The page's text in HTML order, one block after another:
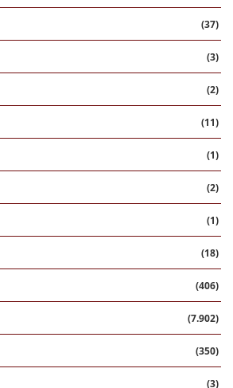
(37)
(3)
(2)
(11)
(1)
(2)
(1)
(18)
(406)
(7.902)
(350)
(3)